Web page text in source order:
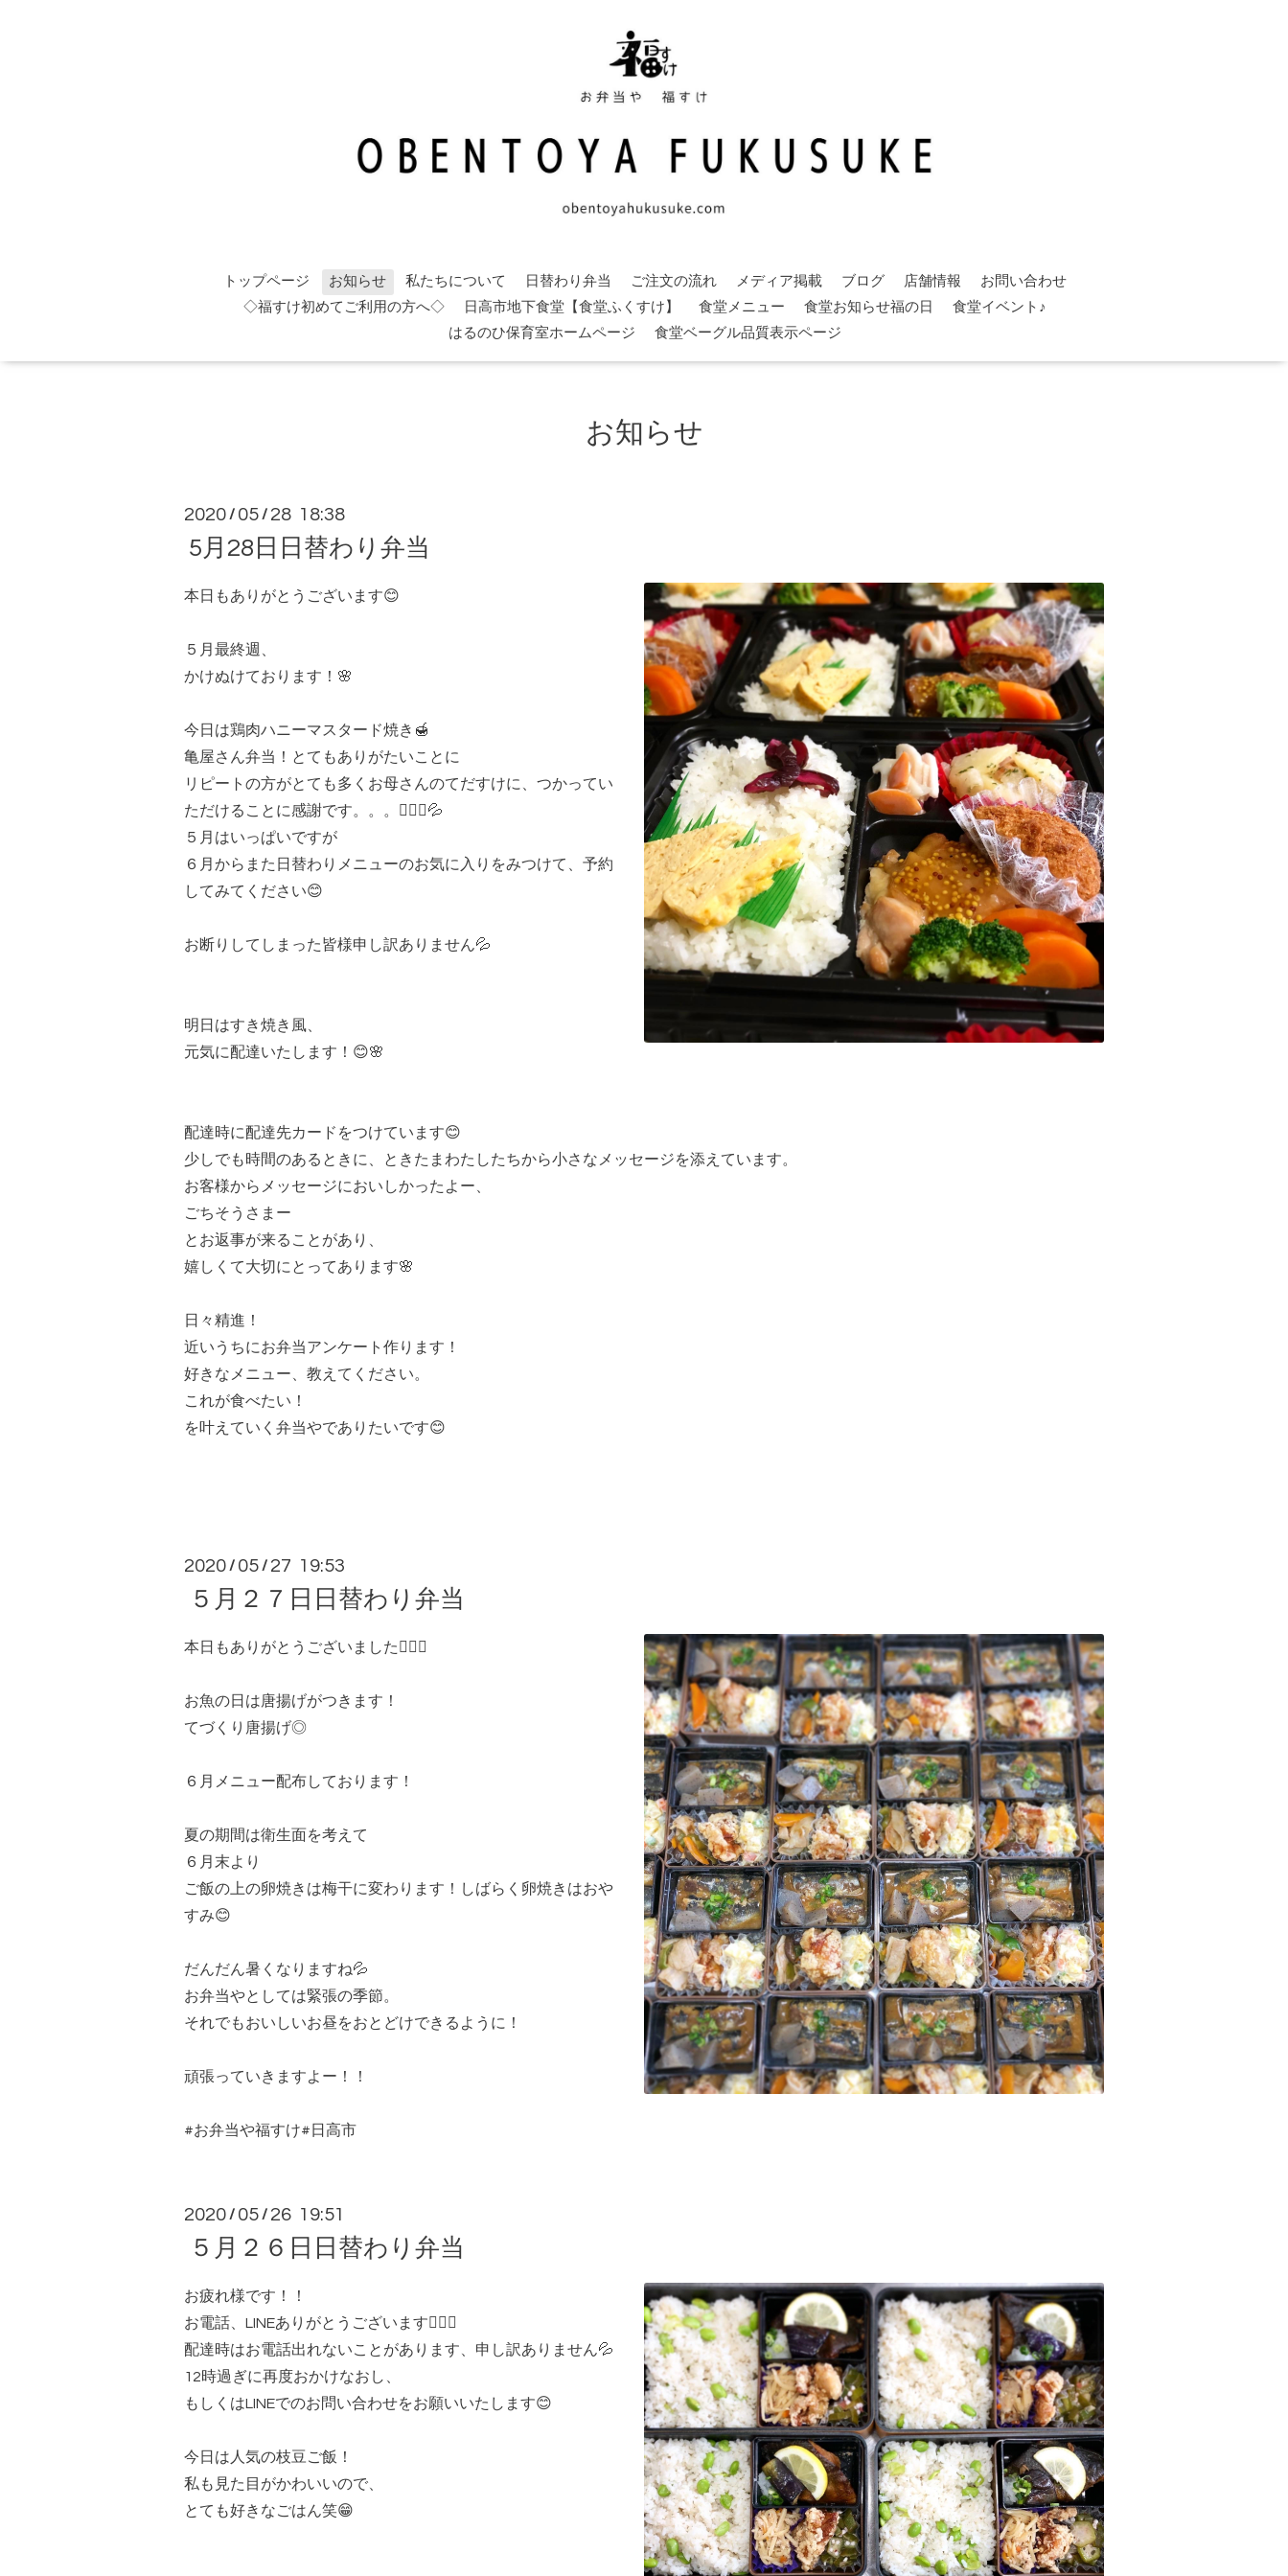
トップページ お知らせ 私たちについて 日替わり弁当 ご注文の流れ メディア掲載 ブログ 店舗情報
お問い合わせ
◇福すけ初めてご利用の方へ◇
日高市地下食堂【食堂ふくすけ】 食堂メニュー 食堂お知らせ福の日
食堂イベント♪
はるのひ保育室ホームページ
食堂ベーグル品質表示ページ
お知らせ
2020 / 05 / 28 18:38
5月28日日替わり弁当
本日もありがとうございます😊
５月最終週、
かけぬけております！🌸
今日は鶏肉ハニーマスタード焼き🍯
亀屋さん弁当！とてもありがたいことに
リピートの方がとても多くお母さんのてだすけに、つかってい
ただけることに感謝です。。。🙇🏻‍♀️💦
５月はいっぱいですが
６月からまた日替わりメニューのお気に入りをみつけて、予約
してみてください😊
お断りしてしまった皆様申し訳ありません💦
明日はすき焼き風、
元気に配達いたします！😊🌸
配達時に配達先カードをつけています😊
少しでも時間のあるときに、ときたまわたしたちから小さなメッセージを添えています。
お客様からメッセージにおいしかったよー、
ごちそうさまー
とお返事が来ることがあり、
嬉しくて大切にとってあります🌸
日々精進！
近いうちにお弁当アンケート作ります！
好きなメニュー、教えてください。
これが食べたい！
を叶えていく弁当やでありたいです😊
2020 / 05 / 27 19:53
５月２７日日替わり弁当
本日もありがとうございました🙇🏻‍♀️
お魚の日は唐揚げがつきます！
てづくり唐揚げ◎
６月メニュー配布しております！
夏の期間は衛生面を考えて
６月末より
ご飯の上の卵焼きは梅干に変わります！しばらく卵焼きはおや
すみ😊
だんだん暑くなりますね💦
お弁当やとしては緊張の季節。
それでもおいしいお昼をおとどけできるように！
頑張っていきますよー！！
#お弁当や福すけ#日高市
2020 / 05 / 26 19:51
５月２６日日替わり弁当
お疲れ様です！！
お電話、LINEありがとうございます🙇🏻‍♀️
配達時はお電話出れないことがあります、申し訳ありません💦
12時過ぎに再度おかけなおし、
もしくはLINEでのお問い合わせをお願いいたします😊
今日は人気の枝豆ご飯！
私も見た目がかわいいので、
とても好きなごはん笑😁